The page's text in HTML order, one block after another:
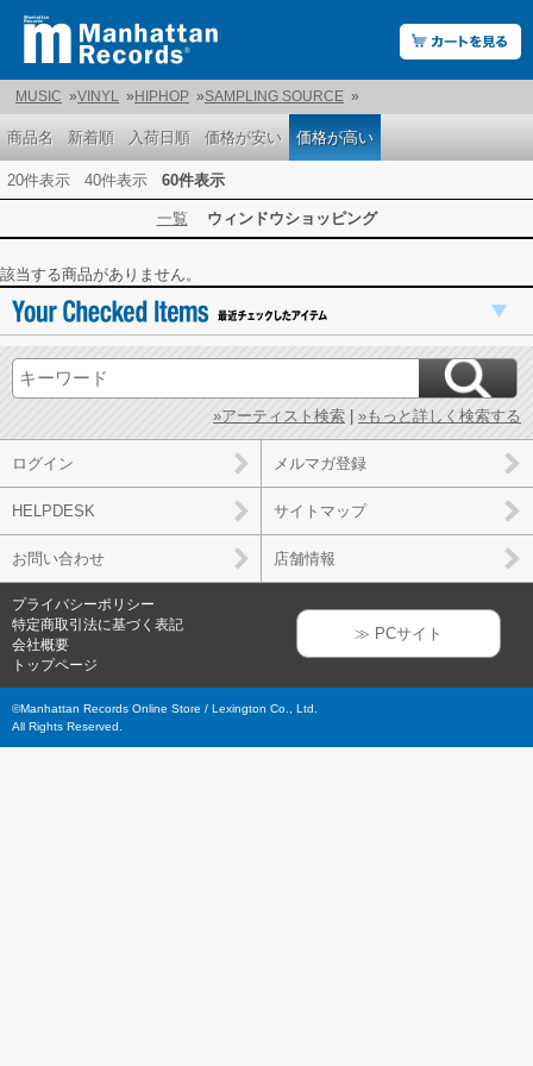
MUSIC »VINYL » HIPHOP »SAMPLING SOURCE »
商品名 新着順 入荷日順 価格が安い 価格が高い
20件表示 40件表示 60件表示
一覧 ウィンドウショッピング
該当する商品がありません。
»アーティスト検索 | »もっと詳しく検索する
ログイン メルマガ登録
HELPDESK サイトマップ
お問い合わせ 店舗情報
プライバシーポリシー
特定商取引法に基づく表記
会社概要
トップページ
≫ PCサイト
©Manhattan Records Online Store / Lexington Co., Ltd.
All Rights Reserved.